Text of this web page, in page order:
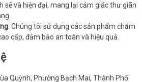
sẽ và hiện đại, mang lại cảm giác thư giãn
: Chúng tôi sử dụng các sản phẩm chăm
cấp, đảm bảo an toàn và hiệu quả.
Quỳnh, Phường Bạch Mai, Thành Phố